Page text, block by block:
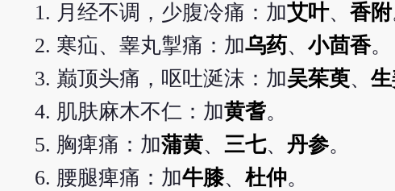
月经不调，少腹冷痛：加艾叶、 香附
寒疝、睾丸掣痛：加乌药、 小茴香。
巅顶头痛，呕吐涎沫：加吴茱萸、
肌肤麻木不仁：加黄耆。
胸痺痛：加蒲黄、 三七、 丹参。
腰腿痺痛：加牛膝、 杜仲。